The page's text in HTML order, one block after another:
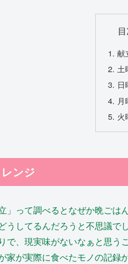
献
土
日
火
ンジ
」って調べるとなぜか晩ご
うしてるんだろうと不思議で
で、現実味がないなぁと思
家が実際に食べたモノの記録